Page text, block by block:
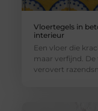
Vloertegels in
interieur
Een vloer die
maar verfijnd.
verovert